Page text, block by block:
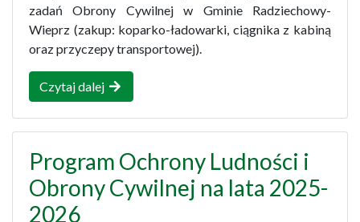
zadań Obrony Cywilnej w Gminie Radziechowy-
Wieprz (zakup: koparko-ładowarki, ciągnika z kabiną
oraz przyczepy transportowej).
Czytaj dalej
Program Ochrony Ludności i
Obrony Cywilnej na lata 2025-
2026